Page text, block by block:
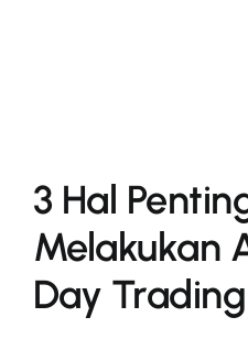
3 Hal
Melakukan
Day Trading